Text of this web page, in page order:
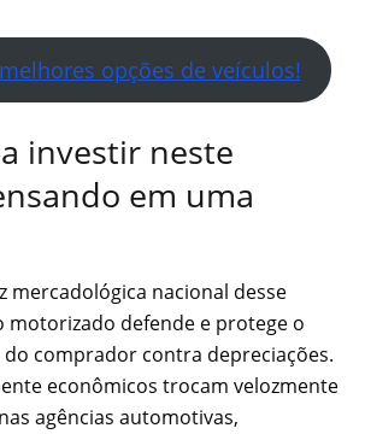
opções de veículos!
investir neste
em uma
mercadológica nacional desse
defende e protege o
comprador contra depreciações.
econômicos trocam velozmente
agências automotivas,